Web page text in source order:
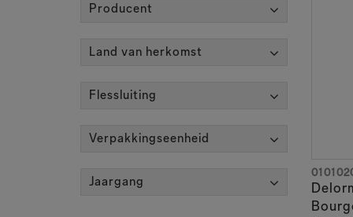
Producent
Land van herkomst
Flessluiting
Verpakkingseenheid
Jaargang